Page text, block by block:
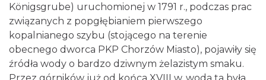
Königsgrube) uruchomionej w 1791 r., podczas prac
związanych z popgłębianiem pierwszego
kopalnianego szybu (stojącego na terenie
obecnego dworca PKP Chorzów Miasto), pojawiły się
źródła wody o bardzo dziwnym żelazistym smaku.